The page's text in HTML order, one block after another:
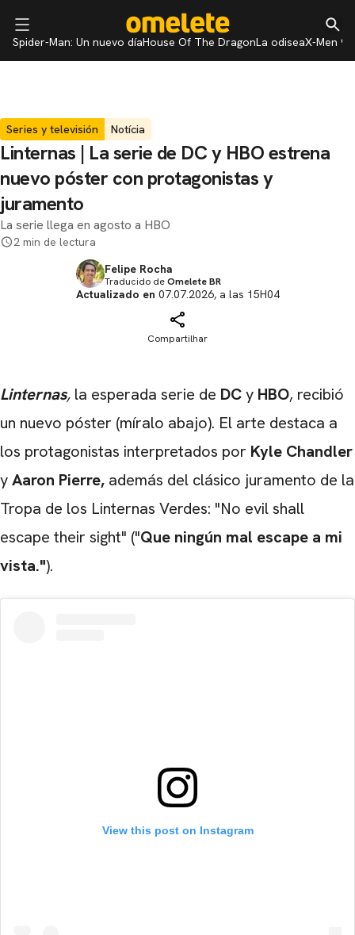
Spider-Man: Un nuevo díaHouse Of The DragonLa odiseaX-Men 97
Series y televisión Notícia
Linternas | La serie de DC y HBO estrena
nuevo póster con protagonistas y
juramento
La serie llega en agosto a HBO
2 min de lectura
Felipe Rocha
Traducido deOmelete BR
Actualizado en 07.07.2026, a las 15H04
Compartilhar
Linternas, la esperada serie de DCy HBO, recibió
un nuevo póster (míralo abajo). El arte destaca a
los protagonistas interpretados por Kyle Chandler
yAaron Pierre, además del clásico juramento de la
Tropa de los Linternas Verdes: "No evil shall
escape their sight" ("Que ningún mal escape a mi
vista.").
View this post on Instagram